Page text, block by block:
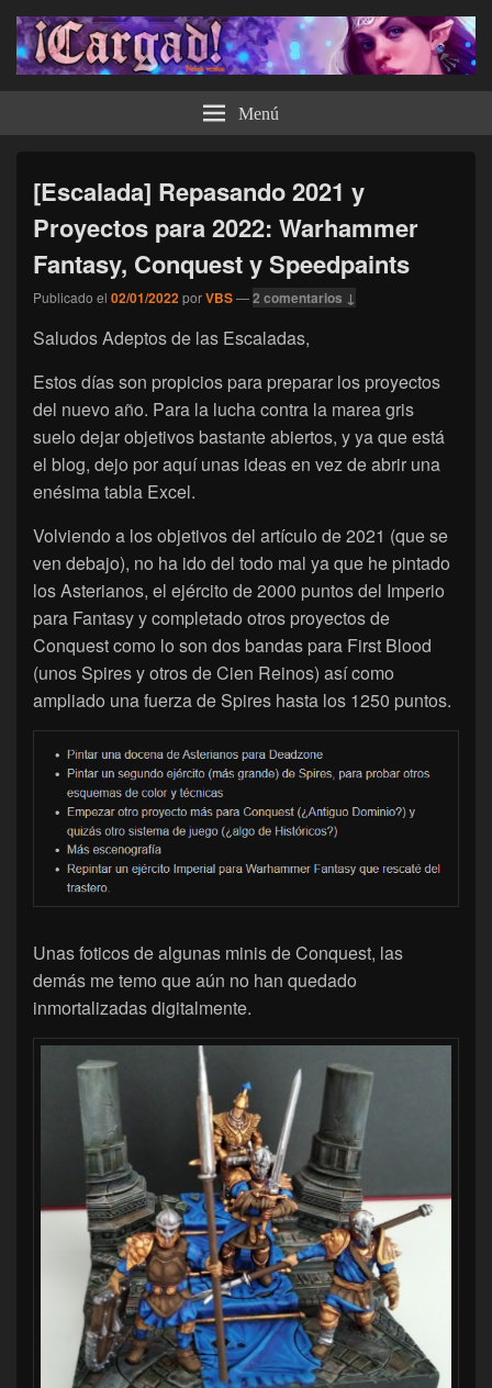
¡Cargad! Menú
[Escalada] Repasando 2021 y
Proyectos para 2022: Warhammer
Fantasy, Conquest y Speedpaints
Publicado el 02/01/2022porVBS—2 comentarios ↓
Saludos Adeptos de las Escaladas,
Estos días son propicios para preparar los proyectos
del nuevo año. Para la lucha contra la marea gris
suelo dejar objetivos bastante abiertos, y ya que está
el blog, dejo por aquí unas ideas en vez de abrir una
enésima tabla Excel.
Volviendo a los objetivos del artículo de 2021 (que se
ven debajo), no ha ido del todo mal ya que he pintado
los Asterianos, el ejército de 2000 puntos del Imperio
para Fantasy y completado otros proyectos de
Conquest como lo son dos bandas para First Blood
(unos Spires y otros de Cien Reinos) así como
ampliado una fuerza de Spires hasta los 1250 puntos.
Unas foticos de algunas minis de Conquest, las
demás me temo que aún no han quedado
inmortalizadas digitalmente.